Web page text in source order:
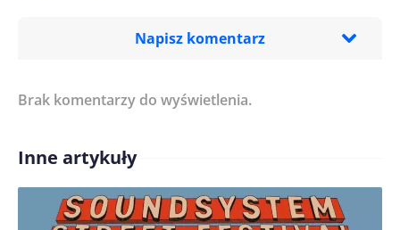
Napisz komentarz
Treść komentarza*
Imię/ Nick*
Brak komentarzy do wyświetlenia.
Inne artykuły